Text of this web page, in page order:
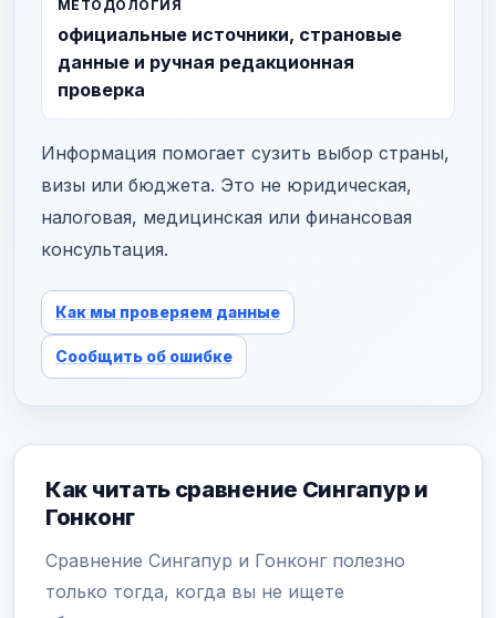
МЕТОДОЛОГИЯ
официальные источники, страновые
данные и ручная редакционная
проверка
Информация помогает сузить выбор страны,
визы или бюджета. Это не юридическая,
налоговая, медицинская или финансовая
консультация.
Как мы проверяем данные
Сообщить об ошибке
Как читать сравнение Сингапур и
Гонконг
Сравнение Сингапур и Гонконг полезно
только тогда, когда вы не ищете